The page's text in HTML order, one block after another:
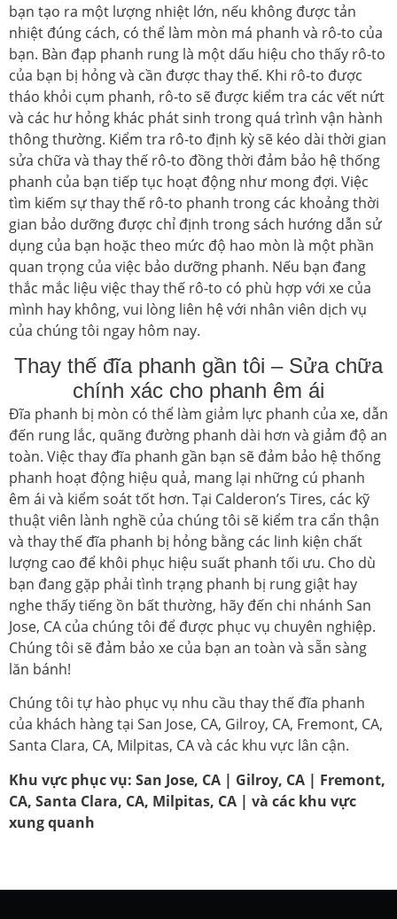
bạn tạo ra một lượng nhiệt lớn, nếu không được tản
nhiệt đúng cách, có thể làm mòn má phanh và rô-to của
bạn. Bàn đạp phanh rung là một dấu hiệu cho thấy rô-to
của bạn bị hỏng và cần được thay thế. Khi rô-to được
tháo khỏi cụm phanh, rô-to sẽ được kiểm tra các vết nứt
và các hư hỏng khác phát sinh trong quá trình vận hành
thông thường. Kiểm tra rô-to định kỳ sẽ kéo dài thời gian
sửa chữa và thay thế rô-to đồng thời đảm bảo hệ thống
phanh của bạn tiếp tục hoạt động như mong đợi. Việc
tìm kiếm sự thay thế rô-to phanh trong các khoảng thời
gian bảo dưỡng được chỉ định trong sách hướng dẫn sử
dụng của bạn hoặc theo mức độ hao mòn là một phần
quan trọng của việc bảo dưỡng phanh. Nếu bạn đang
thắc mắc liệu việc thay thế rô-to có phù hợp với xe của
mình hay không, vui lòng liên hệ với nhân viên dịch vụ
của chúng tôi ngay hôm nay.
Thay thế đĩa phanh gần tôi – Sửa chữa
chính xác cho phanh êm ái
Đĩa phanh bị mòn có thể làm giảm lực phanh của xe, dẫn
đến rung lắc, quãng đường phanh dài hơn và giảm độ an
toàn. Việc thay đĩa phanh gần bạn sẽ đảm bảo hệ thống
phanh hoạt động hiệu quả, mang lại những cú phanh
êm ái và kiểm soát tốt hơn. Tại Calderon’s Tires, các kỹ
thuật viên lành nghề của chúng tôi sẽ kiểm tra cẩn thận
và thay thế đĩa phanh bị hỏng bằng các linh kiện chất
lượng cao để khôi phục hiệu suất phanh tối ưu. Cho dù
bạn đang gặp phải tình trạng phanh bị rung giật hay
nghe thấy tiếng ồn bất thường, hãy đến chi nhánh San
Jose, CA của chúng tôi để được phục vụ chuyên nghiệp.
Chúng tôi sẽ đảm bảo xe của bạn an toàn và sẵn sàng
lăn bánh!
Chúng tôi tự hào phục vụ nhu cầu thay thế đĩa phanh
của khách hàng tại San Jose, CA, Gilroy, CA, Fremont, CA,
Santa Clara, CA, Milpitas, CA và các khu vực lân cận.
Khu vực phục vụ: San Jose, CA | Gilroy, CA | Fremont,
CA, Santa Clara, CA, Milpitas, CA | và các khu vực
xung quanh